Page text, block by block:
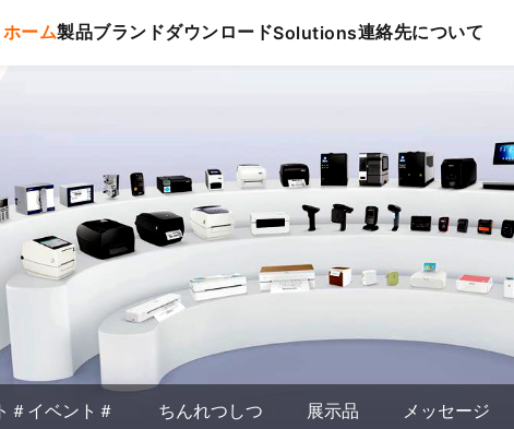
ホーム製品ブランドダウンロードSolutions連絡先について
＃イベント＃ ちんれつしつ 展示品 メッセージ